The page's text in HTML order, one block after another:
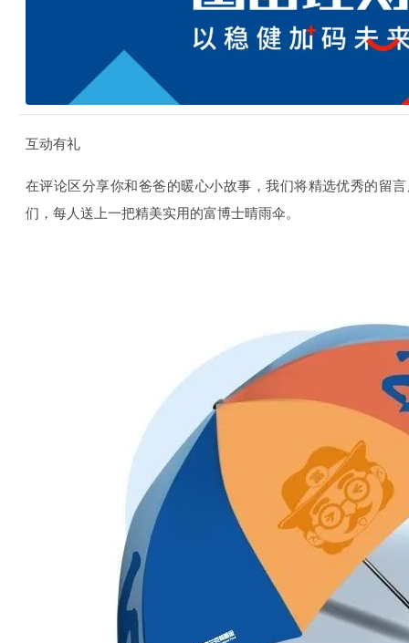
互动有礼
在评论区分享你和爸爸的暖心小故事，我们将精选优秀的留
们，每人送上一把精美实用的富博士晴雨伞。